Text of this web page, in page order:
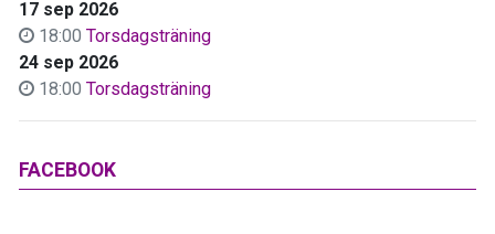
17 sep 2026
18:00 Torsdagsträning
24 sep 2026
18:00 Torsdagsträning
FACEBOOK